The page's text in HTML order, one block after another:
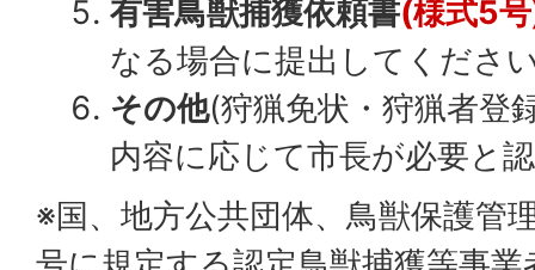
有害鳥獣捕獲依頼書(様式5
なる場合に提出してくださ
その他(狩猟免状・狩猟者登
内容に応じて市長が必要と
※国、地方公共団体、鳥獣保護管